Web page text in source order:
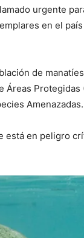
urgente
en el
de
Áreas
Amenazadas.
está en peligro